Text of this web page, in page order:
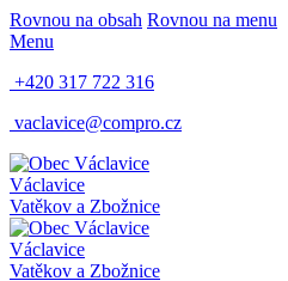
Rovnou na obsah Rovnou na menu
Menu
+420 317 722 316
vaclavice@compro.cz
Václavice
Vatěkov a Zbožnice
Václavice
Vatěkov a Zbožnice